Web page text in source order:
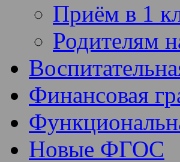
Приём в 1
Родителям
Финансовая
Новые ФГОС